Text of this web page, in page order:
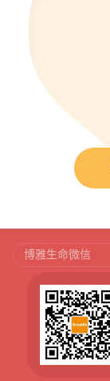
博雅生命微信